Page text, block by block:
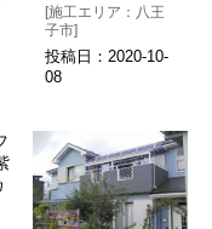
[施工エリア：八王
子市]
投稿日： 2020-10-
08